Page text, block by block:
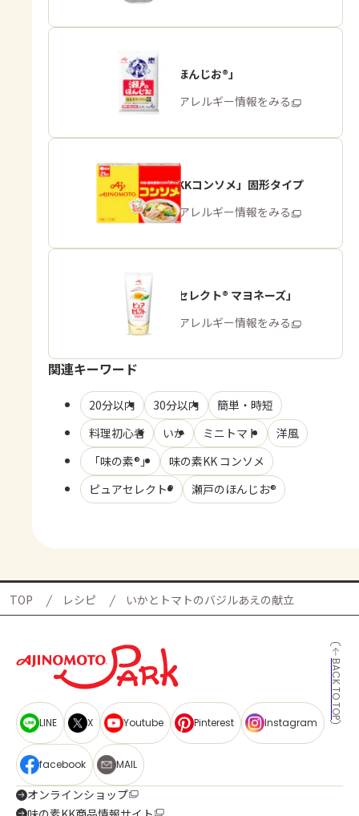
「瀬戸のほんじお®」
商品・アレルギー情報をみる
「味の素KKコンソメ」固形タイプ
商品・アレルギー情報をみる
「ピュアセレクト® マヨネーズ」
商品・アレルギー情報をみる
関連キーワード
20分以内 30分以内
簡単・時短
料理初心者
いか ミニトマト
洋風
「味の素®」
味の素KK コンソメ
ピュアセレクト®
瀬戸のほんじお®
TOP レシピ いかとトマトのバジルあえの献立
BACK TO TOP
LINE X Youtube Pinterest Instagram
facebook MAIL
オンラインショップ